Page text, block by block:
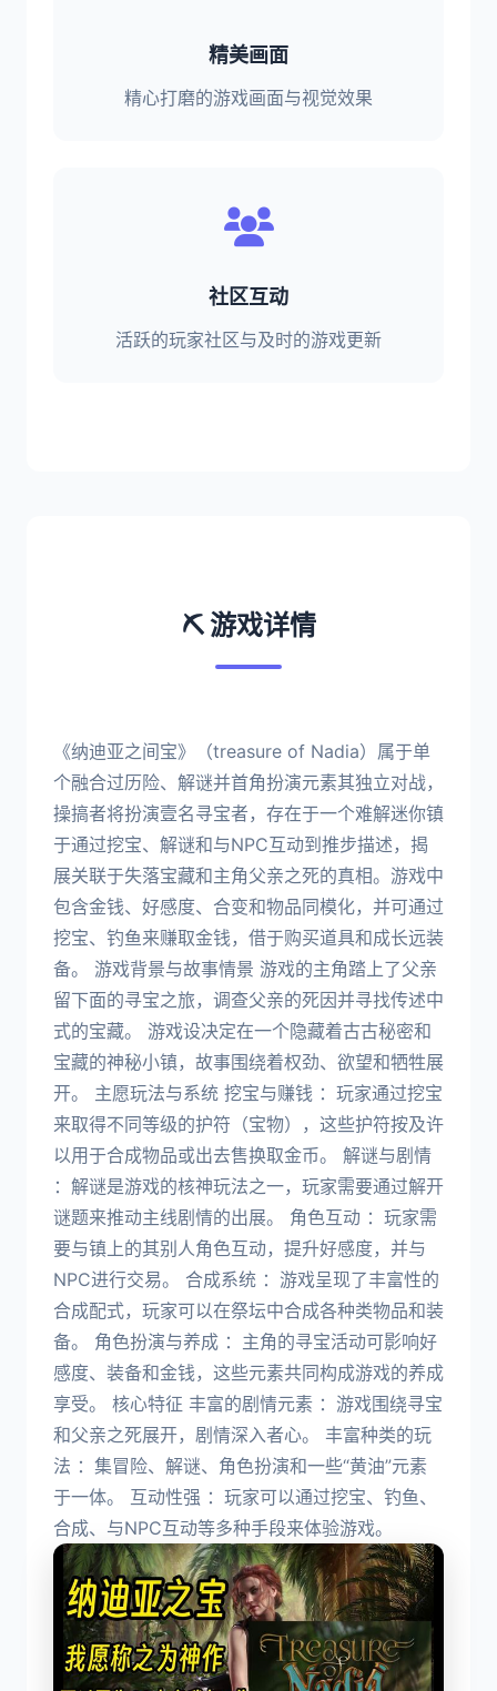
精美画面
精心打磨的游戏画面与视觉效果
社区互动
活跃的玩家社区与及时的游戏更新
⛏️ 游戏详情
《纳迪亚之间宝》（treasure of Nadia）属于单
个融合过历险、解谜并首角扮演元素其独立对战，
操搞者将扮演壹名寻宝者，存在于一个难解迷你镇
于通过挖宝、解谜和与NPC互动到推步描述，揭
展关联于失落宝藏和主角父亲之死的真相。游戏中
包含金钱、好感度、合变和物品同模化，并可通过
挖宝、钓鱼来赚取金钱，借于购买道具和成长远装
备。 游戏背景与故事情景 游戏的主角踏上了父亲
留下面的寻宝之旅，调查父亲的死因并寻找传述中
式的宝藏。 游戏设决定在一个隐藏着古古秘密和
宝藏的神秘小镇，故事围绕着权劲、欲望和牺牲展
开。 主愿玩法与系统 挖宝与赚钱 ：玩家通过挖宝
来取得不同等级的护符（宝物），这些护符按及许
以用于合成物品或出去售换取金币。 解谜与剧情
：解谜是游戏的核神玩法之一，玩家需要通过解开
谜题来推动主线剧情的出展。 角色互动 ：玩家需
要与镇上的其别人角色互动，提升好感度，并与
NPC进行交易。 合成系统 ：游戏呈现了丰富性的
合成配式，玩家可以在祭坛中合成各种类物品和装
备。 角色扮演与养成 ：主角的寻宝活动可影响好
感度、装备和金钱，这些元素共同构成游戏的养成
享受。 核心特征 丰富的剧情元素 ：游戏围绕寻宝
和父亲之死展开，剧情深入者心。 丰富种类的玩
法 ：集冒险、解谜、角色扮演和一些“黄油”元素
于一体。 互动性强 ：玩家可以通过挖宝、钓鱼、
合成、与NPC互动等多种手段来体验游戏。